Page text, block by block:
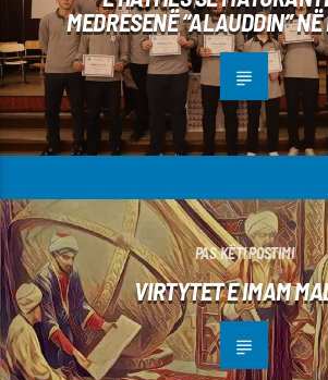
MEDRESENË “ALAUDDIN”
PAS KËTI POSTIMI
VIRTYTET E IMAM